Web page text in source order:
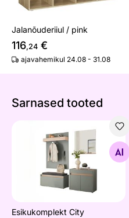
Jalanõuderiiul / pink
116,24 €
ajavahemikul 24.08 - 31.08
Sarnased tooted
Esikukomplekt City
Otsi sarnaseid
Esikukomplekt City